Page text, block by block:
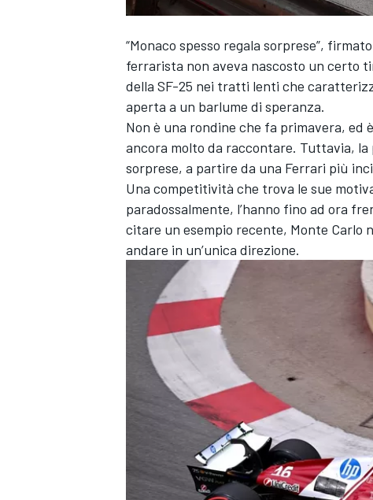
MONOPOSTO
“Monaco spesso regala sorprese”,
ferrarista non aveva nascosto un certo
della SF-25 nei tratti lenti che
aperta a un barlume di speranza.
Non è una rondine che fa primavera, ed
ancora molto da raccontare. Tuttavia,
sorprese, a partire da una Ferrari più
Una competitività che trova le sue
paradossalmente, l’hanno fino ad ora
citare un esempio recente, Monte Carlo
andare in un’unica direzione.